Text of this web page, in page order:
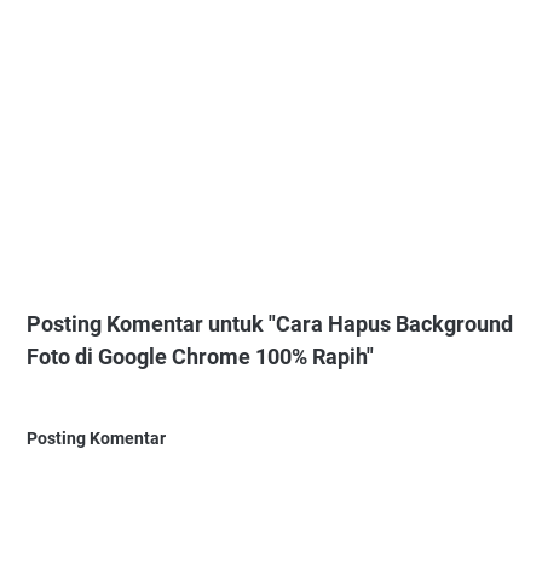
Posting Komentar untuk "Cara Hapus Background
Foto di Google Chrome 100% Rapih"
Posting Komentar